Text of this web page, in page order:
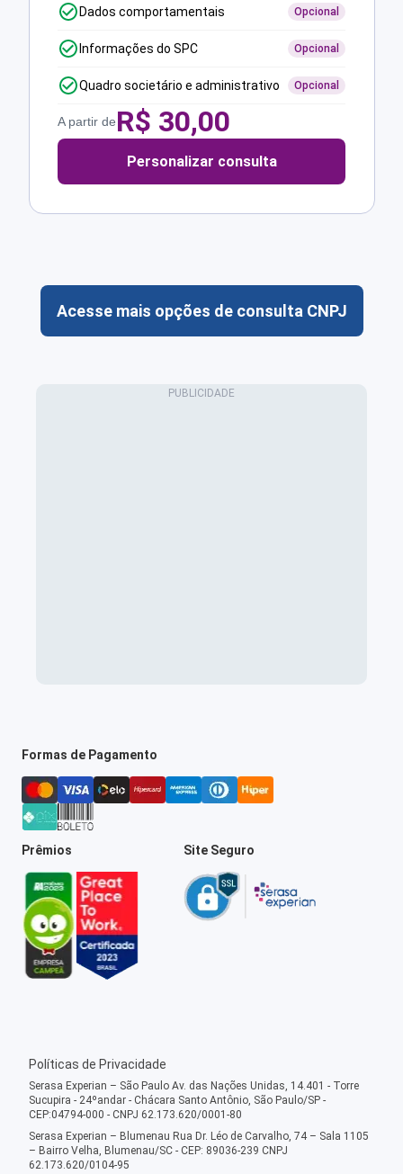
Dados comportamentais Opcional
Informações do SPC Opcional
Quadro societário e administrativo Opcional
A partir deR$ 30,00
Personalizar consulta
Acesse mais opções de consulta CNPJ
Formas de Pagamento
Prêmios Site Seguro
Políticas de Privacidade
Serasa Experian – São Paulo Av. das Nações Unidas, 14.401 - Torre
Sucupira - 24ºandar - Chácara Santo Antônio, São Paulo/SP -
CEP:04794-000 - CNPJ 62.173.620/0001-80
Serasa Experian – Blumenau Rua Dr. Léo de Carvalho, 74 – Sala 1105
– Bairro Velha, Blumenau/SC - CEP: 89036-239 CNPJ
62.173.620/0104-95